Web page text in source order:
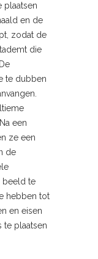
plaatsen
en de
zodat de
die
te dubben
een
ze een
de
beeld te
hebben tot
en eisen
te plaatsen